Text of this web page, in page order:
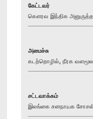
கேட்டவர்
கௌரவ இந்திக
அமைச்சு
கடற்றொழில், நீரக வளமூல
சட்டவாக்கம்
இலங்கை சனநாயக